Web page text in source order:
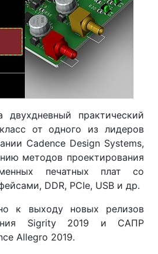
практический
от одного из лидеров
Cadence Design Systems,
методов проектирования
печатных плат со
DDR, PCIe, USB и др.
к выходу новых релизов
Sigrity 2019 и САПР
Allegro 2019.